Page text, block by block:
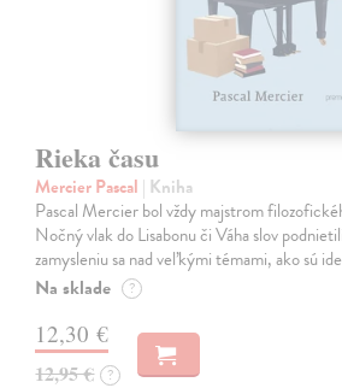
Rieka času
Mercier Pascal | Kniha
Pascal Mercier bol vždy majstrom
Nočný vlak do Lisabonu či Váha slov
zamysleniu sa nad veľkými témami, ako sú
Na sklade ?
12,30 €
12,95 € ?